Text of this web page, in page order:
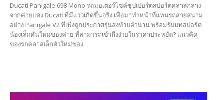
Ducati Panigale 698 Mono รถมอเตอร์ไซค์ซุปเปอร์ตสปอร์ตคลาสกลาง
จากค่ายแดง Ducati ที่มีแววเกิดขึ้นจริง เพื่อมาทำหน้าที่แทนรถสายสนาม
อย่าง Panigale V2 ที่เพิ่งถูกประกาศรุ่นส่งท้ายตำนาน พร้อมรับบทสปอร์ต
น้องเล็กคันใหม่ของค่าย ที่สามารถเข้าถึงง่ายในราคาประหยัด? แนวคิด
ของรถคลาสเล็กตัวใหม่ของ…